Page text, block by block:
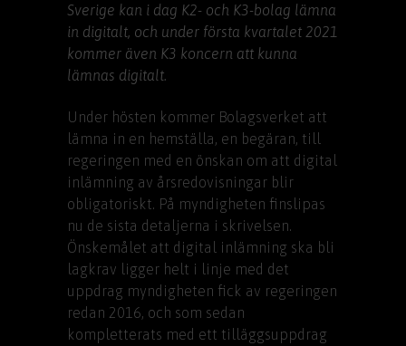
Sverige kan i dag K2- och K3-bolag lämna
in digitalt, och under första kvartalet 2021
kommer även K3 koncern att kunna
lämnas digitalt.
Under hösten kommer Bolagsverket att
lämna in en hemställa, en begäran, till
regeringen med en önskan om att digital
inlämning av årsredovisningar blir
obligatoriskt. På myndigheten finslipas
nu de sista detaljerna i skrivelsen.
Önskemålet att digital inlämning ska bli
lagkrav ligger helt i linje med det
uppdrag myndigheten fick av regeringen
redan 2016, och som sedan
kompletterats med ett tilläggsuppdrag